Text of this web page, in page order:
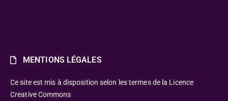
MENTIONS LÉGALES
Ce site est mis à disposition selon les termes de la Licence
Creative Commons